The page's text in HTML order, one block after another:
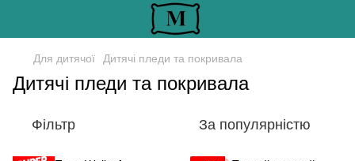
Для дитячої Дитячі пледи та покривала
Дитячі пледи та покривала
Фільтр За популярністю